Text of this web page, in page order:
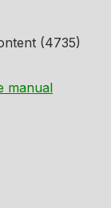
(4735)
manual